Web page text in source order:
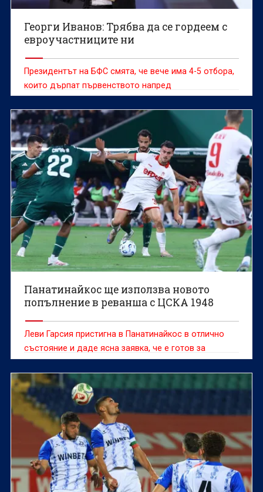
Георги Иванов: Трябва да се гордеем с
евроучастниците ни
Президентът на БФС смята, че вече има 4-5 отбора,
които дърпат първенството напред
Панатинайкос ще използва новото
попълнение в реванша с ЦСКА 1948
Леви Гарсия пристигна в Панатинайкос в отлично
състояние и даде ясна заявка, че е готов за
решителния реванш срещу ЦСКА 1948 в София